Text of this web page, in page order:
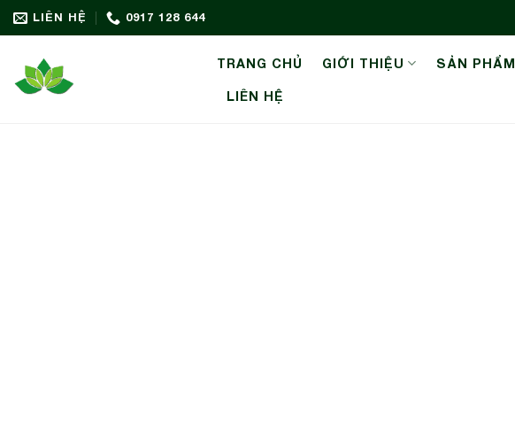
Bỏ
qua
dung
LIÊN HỆ 0917 128 644
TRANG CHỦ GIỚI THIỆU SẢN PHẨM
LIÊN HỆ